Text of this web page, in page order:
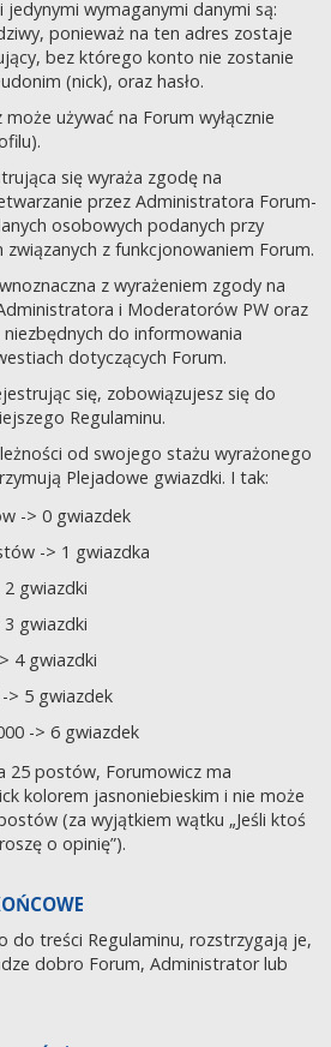
jedynymi wymaganymi danymi są:
ponieważ na ten adres zostaje
bez którego konto nie zostanie
(nick), oraz hasło.
używać na Forum wyłącznie
się wyraża zgodę na
przez Administratora Forum-
osobowych podanych przy
z funkcjonowaniem Forum.
z wyrażeniem zgody na
i Moderatorów PW oraz
do informowania
dotyczących Forum.
się, zobowiązujesz się do
Regulaminu.
od swojego stażu wyrażonego
Plejadowe gwiazdki. I tak:
-> 0 gwiazdek
-> 1 gwiazdka
gwiazdki
gwiazdki
4 gwiazdki
> 5 gwiazdek
-> 6 gwiazdek
25 postów, Forumowicz ma
kolorem jasnoniebieskim i nie może
(za wyjątkiem wątku „Jeśli ktoś
o opinię”).
do treści Regulaminu, rozstrzygają je,
dobro Forum, Administrator lub